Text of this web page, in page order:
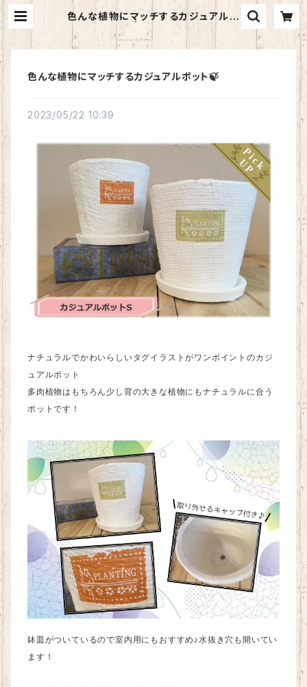
色んな植物にマッチするカジュアルポ
ット🍃 | BASE nello
色んな植物にマッチするカジュアルポット🍃
2023/05/22 10:39
ナチュラルでかわいらしいタグイラストがワンポイントのカジ
ュアルポット
多肉植物はもちろん少し背の大きな植物にもナチュラルに合う
ポットです！
鉢皿がついているので室内用にもおすすめ♪水抜き穴も開いてい
ます！